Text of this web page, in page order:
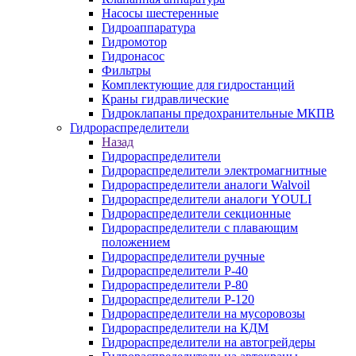
Насосы шестеренные
Гидроаппаратура
Гидромотор
Гидронасос
Фильтры
Комплектующие для гидростанций
Краны гидравлические
Гидроклапаны предохранительные МКПВ
Гидрораспределители
Назад
Гидрораспределители
Гидрораспределители электромагнитные
Гидрораспределители аналоги Walvoil
Гидрораспределители аналоги YOULI
Гидрораспределители секционные
Гидрораспределители с плавающим
положением
Гидрораспределители ручные
Гидрораспределители Р-40
Гидрораспределители Р-80
Гидрораспределители Р-120
Гидрораспределители на мусоровозы
Гидрораспределители на КДМ
Гидрораспределители на автогрейдеры